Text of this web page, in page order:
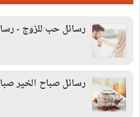
رسائل حب للزوج -
رسائل صباح الخير